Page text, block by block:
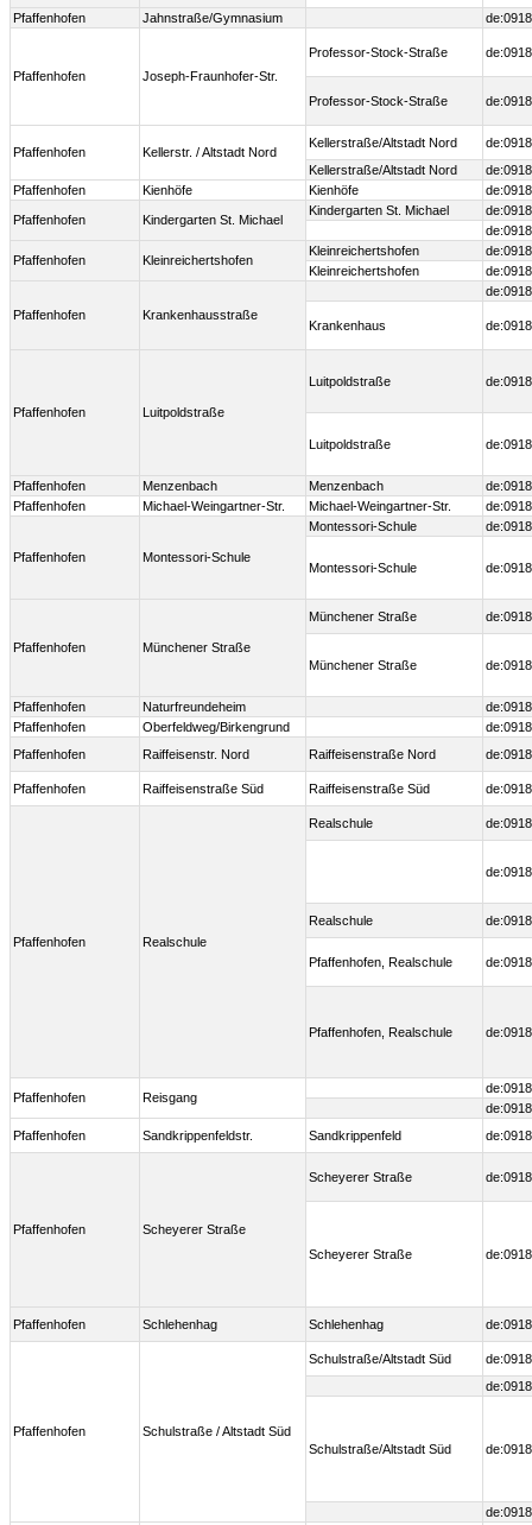
Pfaffenhofen
Jahnstraße/Gymnasium
Pfaffenhofen Joseph-Fraunhofer-Str.
Professor-Stock-Straße
Professor-Stock-Straße
Pfaffenhofen Kellerstr. / Altstadt Nord
Kellerstraße/Altstadt Nord
Kellerstraße/Altstadt Nord
Pfaffenhofen
Kienhöfe Kienhöfe
Pfaffenhofen Kindergarten St. Michael
Kindergarten St. Michael
Pfaffenhofen Kleinreichertshofen
Kleinreichertshofen
Kleinreichertshofen
Pfaffenhofen Krankenhausstraße
Krankenhaus
Pfaffenhofen Luitpoldstraße
Luitpoldstraße
Luitpoldstraße
Pfaffenhofen Menzenbach Menzenbach
Pfaffenhofen
Michael-Weingartner-Str. Michael-Weingartner-Str.
Pfaffenhofen Montessori-Schule
Montessori-Schule
Montessori-Schule
Pfaffenhofen Münchener Straße
Münchener Straße
Münchener Straße
Pfaffenhofen Naturfreundeheim
Pfaffenhofen
Oberfeldweg/Birkengrund
Pfaffenhofen
Raiffeisenstr. Nord Raiffeisenstraße Nord
Pfaffenhofen Raiffeisenstraße Süd Raiffeisenstraße Süd
Pfaffenhofen Realschule
Realschule
Realschule
Pfaffenhofen, Realschule
Pfaffenhofen, Realschule
Pfaffenhofen Reisgang
Pfaffenhofen
Sandkrippenfeldstr. Sandkrippenfeld
Pfaffenhofen Scheyerer Straße
Scheyerer Straße
Scheyerer Straße
Pfaffenhofen Schlehenhag Schlehenhag
Pfaffenhofen Schulstraße / Altstadt Süd
Schulstraße/Altstadt Süd
Schulstraße/Altstadt Süd